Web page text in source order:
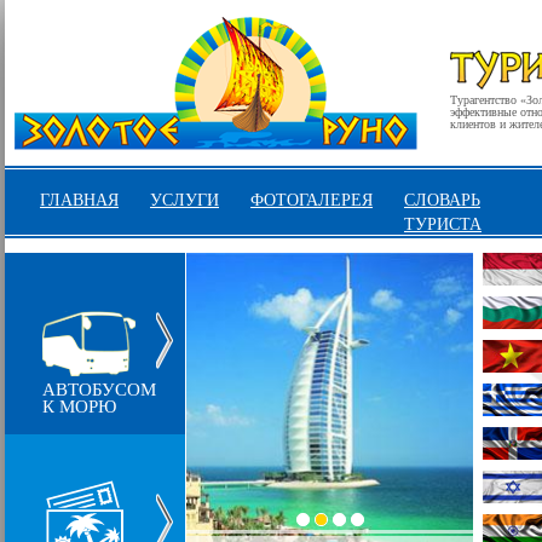
Турагентство
эффективные
клиентов и
ГЛАВНАЯ УСЛУГИ ФОТОГАЛЕРЕЯ
СЛОВАРЬ
ТУРИСТА
АВТОБУСОМ
К МОРЮ